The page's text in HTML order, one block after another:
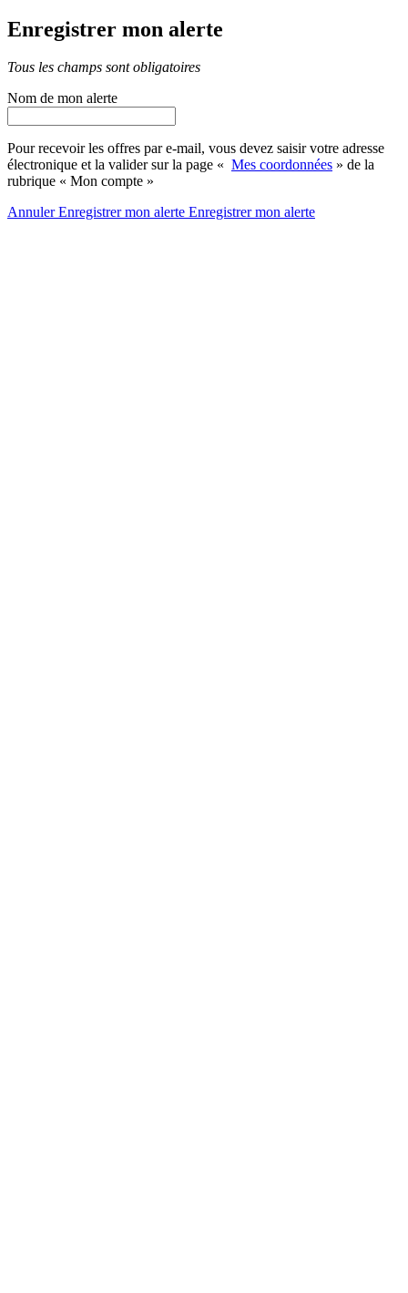
Enregistrer mon alerte
Tous les champs sont obligatoires
Nom de mon alerte
Pour recevoir les offres par e-mail, vous devez saisir votre adresse
électronique et la valider sur la page « Mes coordonnées » de la
rubrique « Mon compte »
AnnulerEnregistrer mon alerte Enregistrermon alerte